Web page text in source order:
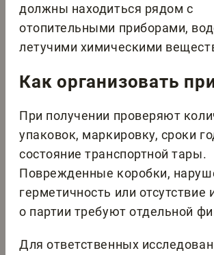
должны находиться рядом с
отопительными приборами,
летучими химическими
Как организовать
При получении проверяют
упаковок, маркировку, сроки
состояние транспортной тары.
Поврежденные коробки,
герметичность или
о партии требуют отдельной
Для ответственных